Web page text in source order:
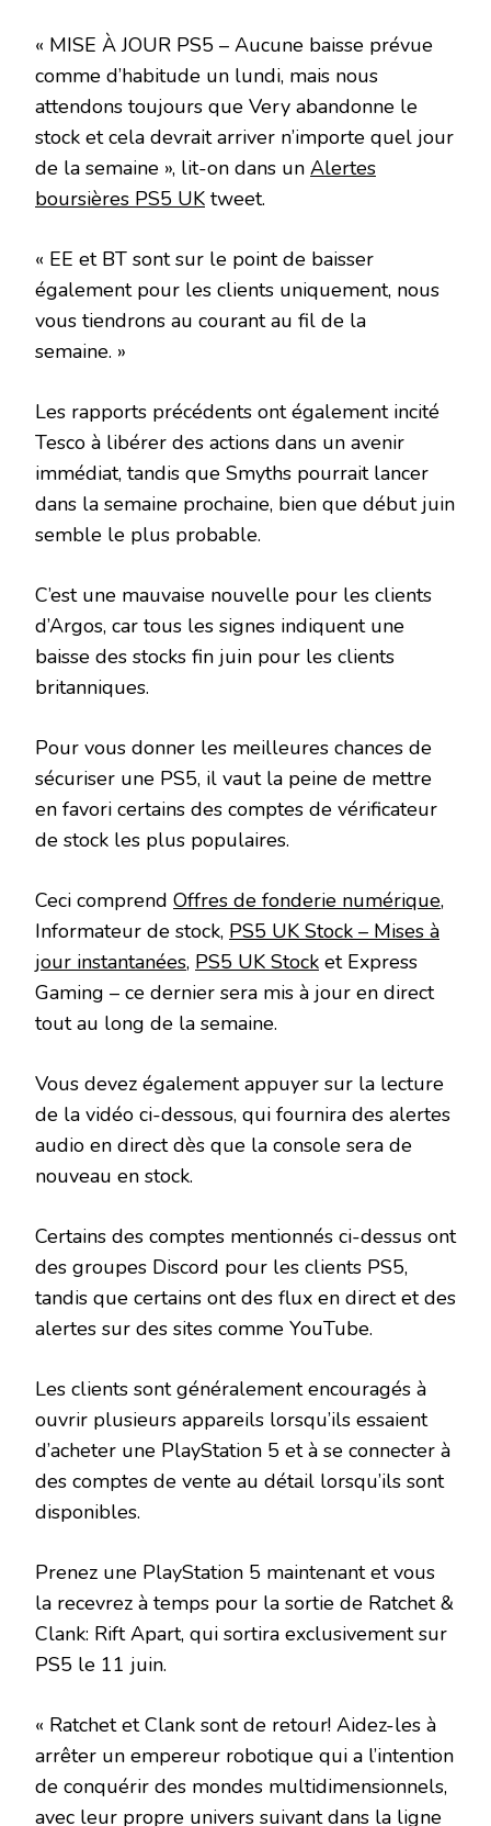
« MISE À JOUR PS5 – Aucune baisse prévue
comme d’habitude un lundi, mais nous
attendons toujours que Very abandonne le
stock et cela devrait arriver n’importe quel jour
de la semaine », lit-on dans un Alertes
boursières PS5 UK tweet.
« EE et BT sont sur le point de baisser
également pour les clients uniquement, nous
vous tiendrons au courant au fil de la
semaine. »
Les rapports précédents ont également incité
Tesco à libérer des actions dans un avenir
immédiat, tandis que Smyths pourrait lancer
dans la semaine prochaine, bien que début juin
semble le plus probable.
C’est une mauvaise nouvelle pour les clients
d’Argos, car tous les signes indiquent une
baisse des stocks fin juin pour les clients
britanniques.
Pour vous donner les meilleures chances de
sécuriser une PS5, il vaut la peine de mettre
en favori certains des comptes de vérificateur
de stock les plus populaires.
Ceci comprend Offres de fonderie numérique,
Informateur de stock, PS5 UK Stock – Mises à
jour instantanées, PS5 UK Stock et Express
Gaming – ce dernier sera mis à jour en direct
tout au long de la semaine.
Vous devez également appuyer sur la lecture
de la vidéo ci-dessous, qui fournira des alertes
audio en direct dès que la console sera de
nouveau en stock.
Certains des comptes mentionnés ci-dessus ont
des groupes Discord pour les clients PS5,
tandis que certains ont des flux en direct et des
alertes sur des sites comme YouTube.
Les clients sont généralement encouragés à
ouvrir plusieurs appareils lorsqu’ils essaient
d’acheter une PlayStation 5 et à se connecter à
des comptes de vente au détail lorsqu’ils sont
disponibles.
Prenez une PlayStation 5 maintenant et vous
la recevrez à temps pour la sortie de Ratchet &
Clank: Rift Apart, qui sortira exclusivement sur
PS5 le 11 juin.
« Ratchet et Clank sont de retour! Aidez-les à
arrêter un empereur robotique qui a l’intention
de conquérir des mondes multidimensionnels,
avec leur propre univers suivant dans la ligne